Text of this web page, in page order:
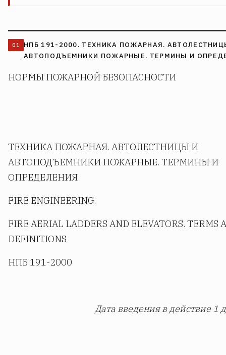
НПБ 191-2000. ТЕХНИКА ПОЖАРНАЯ.
АВТОПОДЪЕМНИКИ ПОЖАРНЫЕ. ТЕРМИНЫ И
НОРМЫ ПОЖАРНОЙ БЕЗОПАСНОСТИ
ТЕХНИКА ПОЖАРНАЯ. АВТОЛЕСТНИЦЫ И
АВТОПОДЪЕМНИКИ ПОЖАРНЫЕ. ТЕРМИНЫ И
ОПРЕДЕЛЕНИЯ
FIRE ENGINEERING.
FIRE AERIAL LADDERS AND ELEVATORS. TERMS
DEFINITIONS
НПБ 191-2000
Дата введения в действие 1